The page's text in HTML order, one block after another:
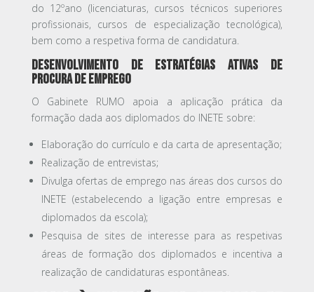
do 12ºano (licenciaturas, cursos técnicos superiores
profissionais, cursos de especialização tecnológica),
bem como a respetiva forma de candidatura.
Desenvolvimento de estratégias ativas de
procura de emprego
O Gabinete RUMO apoia a aplicação prática da
formação dada aos diplomados do INETE sobre:
Elaboração do currículo e da carta de apresentação;
Realização de entrevistas;
Divulga ofertas de emprego nas áreas dos cursos do
INETE (estabelecendo a ligação entre empresas e
diplomados da escola);
Pesquisa de sites de interesse para as respetivas
áreas de formação dos diplomados e incentiva a
realização de candidaturas espontâneas.